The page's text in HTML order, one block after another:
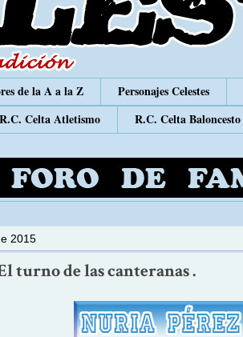
de la A a la Z Personajes Celestes
R.C. Celta Atletismo R.C. Celta Baloncesto
2015
turno de las canteranas .